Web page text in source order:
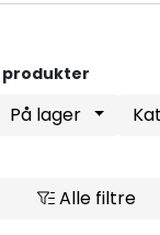
produkter
På lager
Alle filtre